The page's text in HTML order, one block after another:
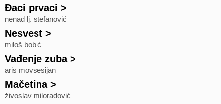
Đaci prvaci >
nenad lj. stefanović
Nesvest >
miloš bobić
Vađenje zuba>
aris movsesijan
Mačetina>
živoslav miloradović